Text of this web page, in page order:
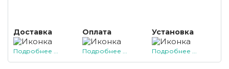
Доставка
Подробнее ...
Оплата
Подробнее ...
Установка
Подробнее ...